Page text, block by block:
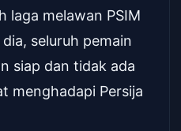
laga melawan PSIM
seluruh pemain
siap dan tidak ada
menghadapi Persija